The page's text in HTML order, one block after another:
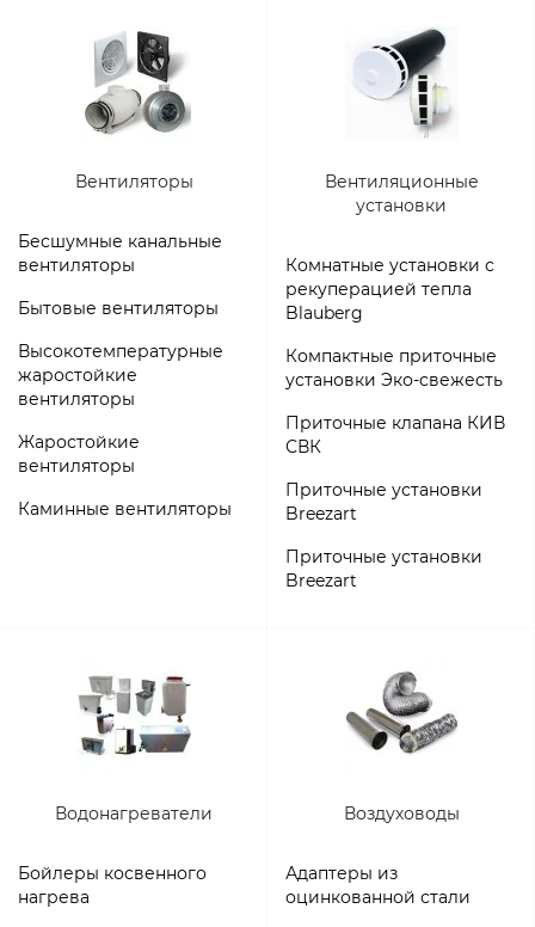
Вентиляторы
Бесшумные канальные
вентиляторы
Бытовые вентиляторы
Высокотемпературные
жаростойкие
вентиляторы
Жаростойкие
вентиляторы
Каминные вентиляторы
Вентиляционные
установки
Комнатные установки с
рекуперацией тепла
Blauberg
Компактные приточные
установки Эко-свежесть
Приточные клапана КИВ
СВК
Приточные установки
Breezart
Приточные установки
Breezart
Водонагреватели
Бойлеры косвенного
нагрева
Воздуховоды
Адаптеры из
оцинкованной стали